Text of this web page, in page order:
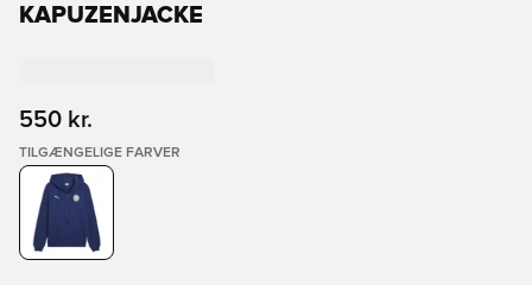
KAPUZENJACKE
550 kr.
TILGÆNGELIGE FARVER